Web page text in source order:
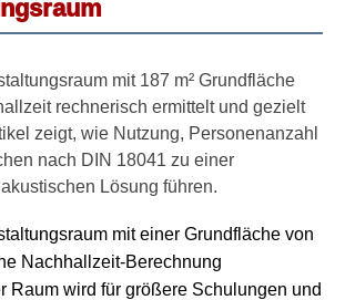
mit 187 m² Grundfläche
rechnerisch ermittelt und gezielt
zeigt, wie Nutzung, Personenanzahl
nach DIN 18041 zu einer
Lösung führen.
mit einer Grundfläche von
Nachhallzeit-Berechnung
Raum wird für größere Schulungen und